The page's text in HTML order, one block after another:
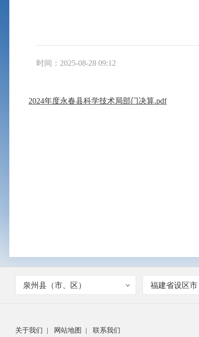
时间：2025-08-28 09:12
2024年度永春县科学技术局部门决算.pdf
泉州县（市、区） 福建省设区市
关于我们 网站地图 联系我们